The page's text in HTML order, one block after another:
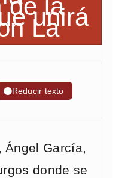
➖Reducir texto
Ángel García,
donde se